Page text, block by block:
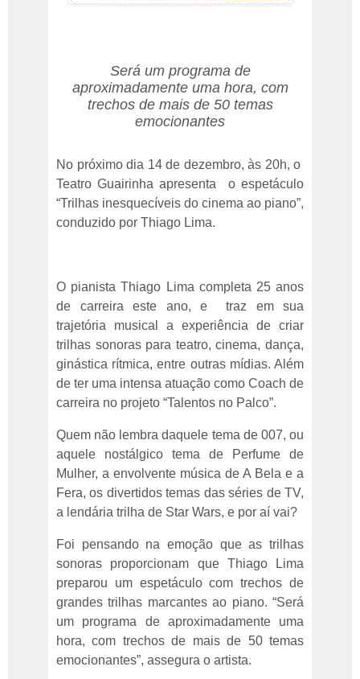
Será um programa de
aproximadamente uma hora, com
trechos de mais de 50 temas
emocionantes
No próximo dia 14 de dezembro, às 20h, o
Teatro Guairinha apresenta o espetáculo
“Trilhas inesquecíveis do cinema ao piano”,
conduzido por Thiago Lima.
O pianista Thiago Lima completa 25 anos
de carreira este ano, e traz em sua
trajetória musical a experiência de criar
trilhas sonoras para teatro, cinema, dança,
ginástica rítmica, entre outras mídias. Além
de ter uma intensa atuação como Coach de
carreira no projeto “Talentos no Palco”.
Quem não lembra daquele tema de 007, ou
aquele nostálgico tema de Perfume de
Mulher, a envolvente música de A Bela e a
Fera, os divertidos temas das séries de TV,
a lendária trilha de Star Wars, e por aí vai?
Foi pensando na emoção que as trilhas
sonoras proporcionam que Thiago Lima
preparou um espetáculo com trechos de
grandes trilhas marcantes ao piano. “Será
um programa de aproximadamente uma
hora, com trechos de mais de 50 temas
emocionantes”, assegura o artista.